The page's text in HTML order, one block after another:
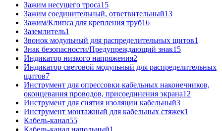
Зажим несущего троса15
Зажим соединительный, ответвительный13
Зажим/Клипса для крепления труб16
Заземлитель1
Звонок модульный для распределительных щитов1
Знак безопасности/Предупреждающий знак15
Индикатор низкого напряжения2
Индикатор световой модульный для распределительных
щитов7
Инструмент для опрессовки кабельных наконечников,
оконцевания проводов, присоединения экрана12
Инструмент для снятия изоляции кабельный3
Инструмент монтажный для кабельных стяжек1
Кабель-канал55
Кабель-канал напольный1